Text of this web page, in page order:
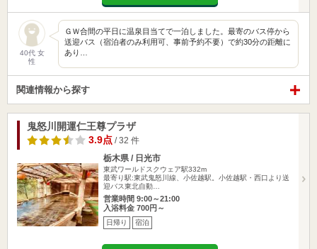
40代 女
性
ＧＷ合間の平日に温泉目当てで一泊しました。最寄のバス停から
送迎バス（宿泊者のみ利用可、事前予約不要）で約30分の距離に
あり…
関連情報から探す
鬼怒川開運仁王尊プラザ
3.9点 / 32 件
栃木県 / 日光市
東武ワールドスクウェア駅332m
最寄り駅:東武鬼怒川線、小佐越駅。小佐越駅・西口より送
迎バス東北自動…
営業時間 9:00～21:00
入浴料金 700円～
日帰り 宿泊